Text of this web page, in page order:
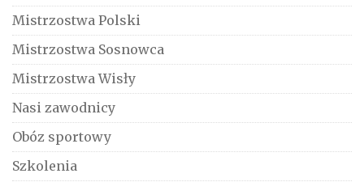
Mistrzostwa Polski
Mistrzostwa Sosnowca
Mistrzostwa Wisły
Nasi zawodnicy
Obóz sportowy
Szkolenia